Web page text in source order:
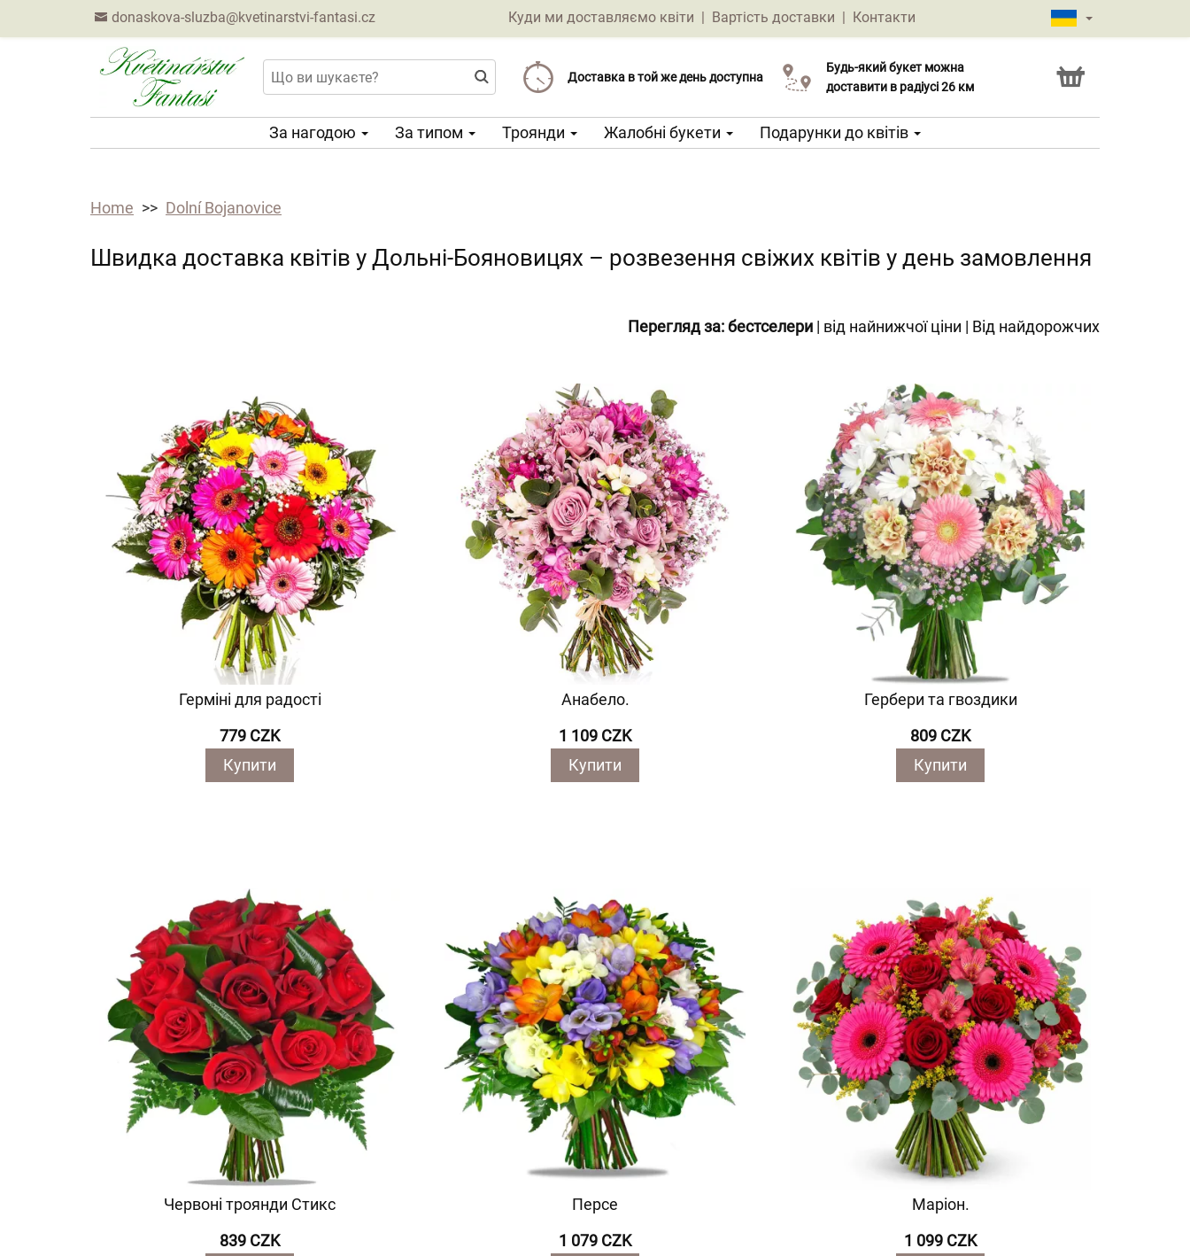
donaskova-sluzba@kvetinarstvi-fantasi.cz Куди ми доставляємо квіти | Вартість доставки | Контакти
Доставка в той же день доступна
Доставка від 69 CZK
Виберіть дату доставки
Будь-який букет можна
доставити в радіусі 26 км
Послуга Click & Collect
За нагодою За типом Троянди Жалобні букети Подарунки до квітів
Home Dolní Bojanovice
Швидка доставка квітів у Дольні-Бояновицях – розвезення свіжих квітів у день замовлення
Перегляд за:бестселери | від найнижчої ціни | Від найдорожчих
Герміні для радості
779 CZK
Купити
Анабело.
1 109 CZK
Купити
Гербери та гвоздики
809 CZK
Купити
Червоні троянди Стикс
839 CZK
Персе
1 079 CZK
Маріон.
1 099 CZK